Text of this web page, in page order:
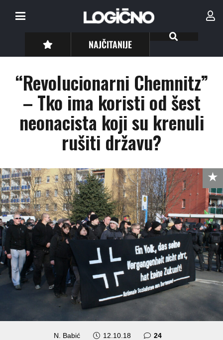
NAJČITANIJE
“Revolucionarni Chemnitz”
– Tko ima koristi od šest
neonacista koji su krenuli
rušiti državu?
N. Babić 12.10.18 24komentara